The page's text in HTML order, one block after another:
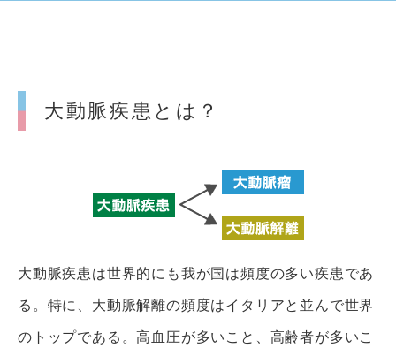
大動脈疾患とは？
大動脈疾患は世界的にも我が国は頻度の多い疾患であ
る。特に、大動脈解離の頻度はイタリアと並んで世界
のトップである。高血圧が多いこと、高齢者が多いこ